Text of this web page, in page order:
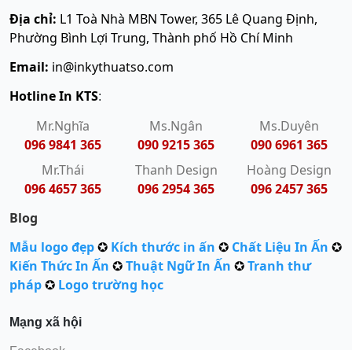
Địa chỉ: L1 Toà Nhà MBN Tower, 365 Lê Quang Định,
Phường Bình Lợi Trung, Thành phố Hồ Chí Minh
Email: in@inkythuatso.com
Hotline In KTS:
Mr.Nghĩa
096 9841 365
Ms.Ngân
090 9215 365
Ms.Duyên
090 6961 365
Mr.Thái
096 4657 365
Thanh Design
096 2954 365
Hoàng Design
096 2457 365
Blog
Mẫu logo đẹp✪ Kích thước in ấn ✪ Chất Liệu In Ấn ✪
Kiến Thức In Ấn ✪Thuật Ngữ In Ấn ✪Tranh thư
pháp✪ Logo trường học
Mạng xã hội